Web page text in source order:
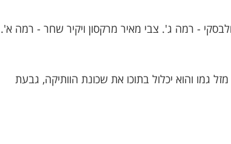
- רמה ג'. צבי מאיר מרקסון ויקיר שחר - רמה א'.
גמו והוא יכלול בתוכו את שכונת הוותיקה, גבעת